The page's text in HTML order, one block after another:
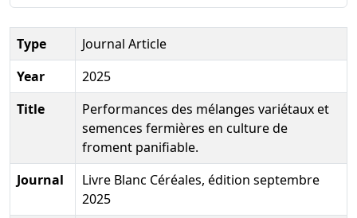
Type
Journal Article
Year
2025
Title
Performances des mélanges variétaux et
semences fermières en culture de
froment panifiable.
Journal
Livre Blanc Céréales, édition septembre
2025